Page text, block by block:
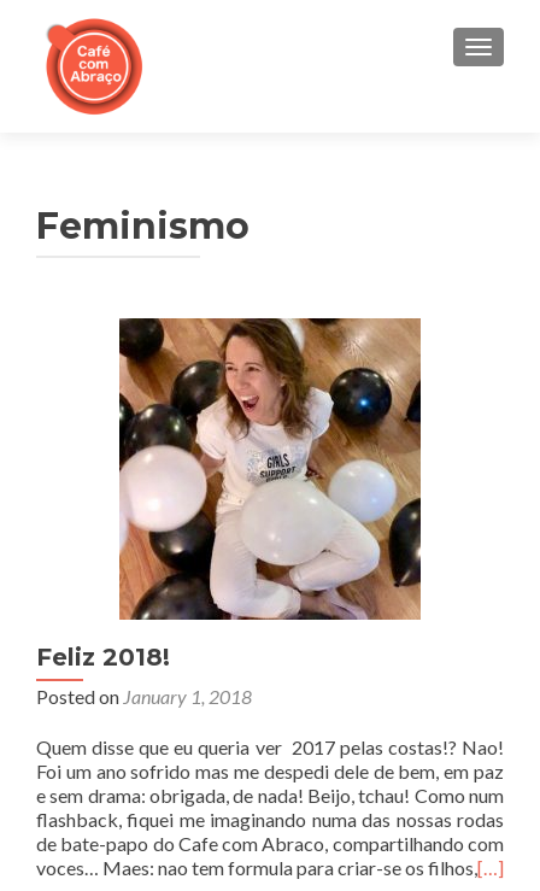
Feminismo
Feliz 2018!
Posted on January 1, 2018
Quem disse que eu queria ver 2017 pelas costas!? Nao!
Foi um ano sofrido mas me despedi dele de bem, em paz
e sem drama: obrigada, de nada! Beijo, tchau! Como num
flashback, fiquei me imaginando numa das nossas rodas
de bate-papo do Cafe com Abraco, compartilhando com
voces… Maes: nao tem formula para criar-se os filhos,[…]